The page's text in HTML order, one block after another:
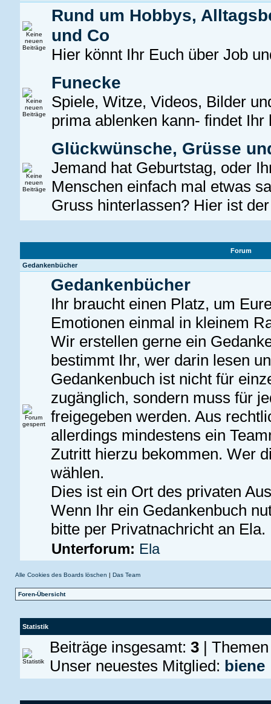
Rund um Hobbys,
und Co
Hier könnt Ihr Euch über Job
Funecke
Spiele, Witze, Videos, Bilder
prima ablenken kann- findet Ihr
Glückwünsche, Grüsse
Jemand hat Geburtstag, oder
Menschen einfach mal etwas
Gruss hinterlassen? Hier ist
Forum
Gedankenbücher
Gedankenbücher
Ihr braucht einen Platz, um
Emotionen einmal in kleinem
Wir erstellen gerne ein
bestimmt Ihr, wer darin lesen
Gedankenbuch ist nicht für
zugänglich, sondern muss für
freigegeben werden. Aus
allerdings mindestens ein
Zutritt hierzu bekommen. Wer
wählen.
Dies ist ein Ort des privaten
Wenn Ihr ein Gedankenbuch
bitte per Privatnachricht an Ela.
Unterforum: Ela
Alle Cookies des Boards löschen | Das Team
Foren-Übersicht
Statistik
Beiträge insgesamt: 3|
Unser neuestes Mitglied: biene